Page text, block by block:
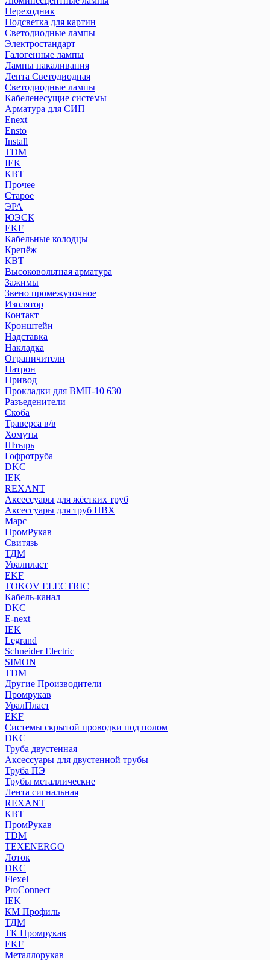
Переходник
Подсветка для картин
Светодиодные лампы
Электростандарт
Галогенные лампы
Лампы накаливания
Лента Светодиодная
Светодиодные лампы
Кабеленесущие системы
Арматура для СИП
Enext
Ensto
Install
TDM
IEK
КВТ
Прочее
Старое
ЭРА
ЮЭСК
EKF
Кабельные колодцы
Крепёж
КВТ
Высоковольтная арматура
Зажимы
Звено промежуточное
Изолятор
Контакт
Кронштейн
Надставка
Накладка
Ограничители
Патрон
Привод
Прокладки для ВМП-10 630
Разъеденители
Скоба
Траверса в/в
Хомуты
Штырь
Гофротруба
DKC
IEK
REXANT
Аксессуары для жёстких труб
Аксессуары для труб ПВХ
Марс
ПромРукав
Свитязь
ТДМ
Уралпласт
EKF
TOKOV ELECTRIC
Кабель-канал
DKC
E-next
IEK
Legrand
Schneider Electric
SIMON
TDM
Другие Производители
Промрукав
УралПласт
EKF
Системы скрытой проводки под полом
DKC
Труба двустенная
Аксессуары для двустенной трубы
Труба ПЭ
Трубы металлические
Лента сигнальная
REXANT
КВТ
ПромРукав
ТDM
TEXENERGO
Лоток
DKC
Flexel
ProConnect
IEK
КМ Профиль
ТДМ
ТК Промрукав
EKF
Металлорукав